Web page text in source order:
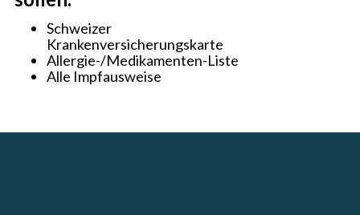
Schweizer
Krankenversicherungskarte
Allergie-/Medikamenten-Liste
Alle Impfausweise